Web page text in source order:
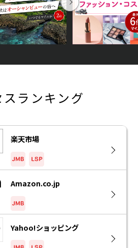
Next
スランキング
楽天市場
Amazon.co.jp
Yahoo!ショッピング